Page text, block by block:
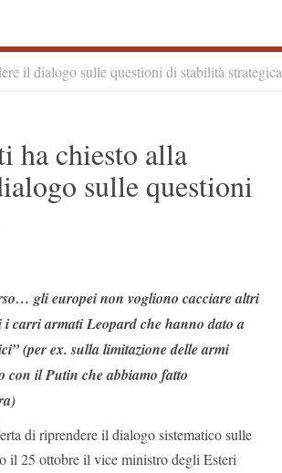
il dialogo sulle questioni di stabilità strategica
ha chiesto alla
sulle questioni
gli europei non vogliono cacciare altri
carri armati Leopard che hanno dato a
(per ex. sulla limitazione delle armi
con il Putin che abbiamo fatto
di riprendere il dialogo sistematico sulle
il 25 ottobre il vice ministro degli Esteri